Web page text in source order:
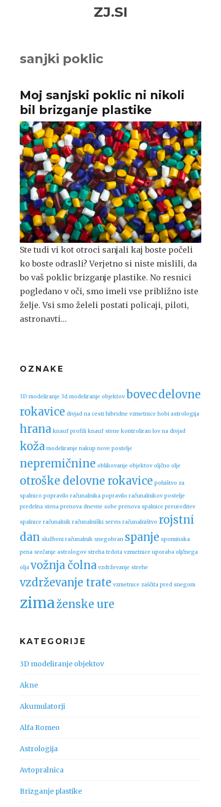
ZJ.SI
sanjki poklic
Moj sanjski poklic ni nikoli
bil brizganje plastike
Ste tudi vi kot otroci sanjali kaj boste počeli
ko boste odrasli? Verjetno si niste mislili, da
bo vaš poklic brizganje plastike. No resnici
pogledano v oči, smo imeli vse približno iste
želje. Vsi smo želeli postati policaji, piloti,
astronavti…
OZNAKE
3D modeliranje 3d modeliranje objektov bovecdelovne
rokavice divjad na cesti hibridne vzmetnice hobi astrologija
hrana knauf profili knauf stene kontroliran lov na divjad
koža modeliranje nakup nove postelje
nepremičnine oblikovanje objektov oljčno olje
otroške delovne rokavice pohištvo za
spalnico popravilo računalnika popravilo računalnikov postelje
predelna stena prenova dnevne sobe prenova spalnice preureditev
spalnice računalnik računalniški servis računalništvo rojstni
dan službeni računalnik snegobran spanje spominska
pena srečanje astrologov streha trdota vzmetnice uporaba oljčnega
olja vožnja čolna vzdrževanje strehe
vzdrževanje trate vzmetnice zaščita pred snegom
zimaženske ure
KATEGORIJE
3D modeliranje objektov
Akne
Akumulatorji
Alfa Romeo
Astrologija
Avtopralnica
Brizganje plastike